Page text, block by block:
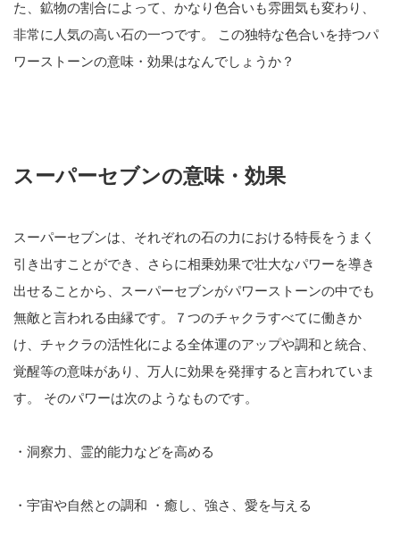
た、鉱物の割合によって、かなり色合いも雰囲気も変わり、
非常に人気の高い石の一つです。 この独特な色合いを持つパ
ワーストーンの意味・効果はなんでしょうか？
スーパーセブンの意味・効果
スーパーセブンは、それぞれの石の力における特長をうまく
引き出すことができ、さらに相乗効果で壮大なパワーを導き
出せることから、スーパーセブンがパワーストーンの中でも
無敵と言われる由縁です。７つのチャクラすべてに働きか
け、チャクラの活性化による全体運のアップや調和と統合、
覚醒等の意味があり、万人に効果を発揮すると言われていま
す。 そのパワーは次のようなものです。
・洞察力、霊的能力などを高める
・宇宙や自然との調和 ・癒し、強さ、愛を与える